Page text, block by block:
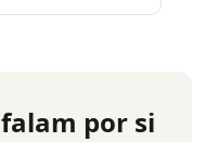
por si